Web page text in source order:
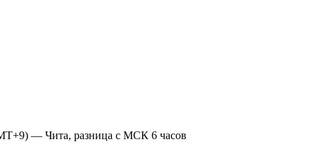
— Чита, разница с МСК 6 часов